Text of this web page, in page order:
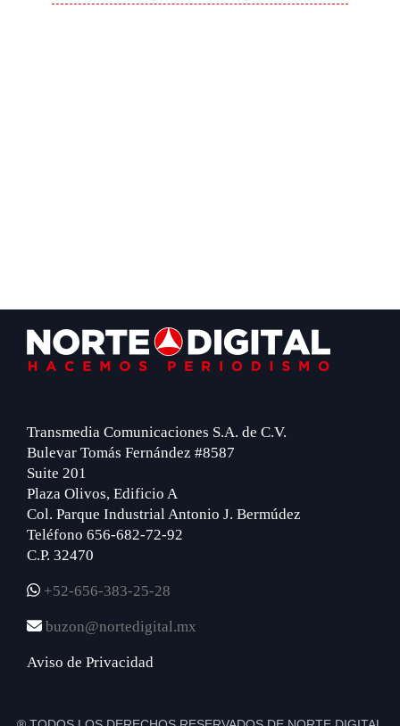
Footer
Transmedia Comunicaciones S.A. de C.V.
Bulevar Tomás Fernández #8587
Suite 201
Plaza Olivos, Edificio A
Col. Parque Industrial Antonio J. Bermúdez
Teléfono 656-682-72-92
C.P. 32470
+52-656-383-25-28
buzon@nortedigital.mx
Aviso de Privacidad